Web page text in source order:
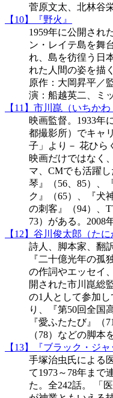
菅原文太、北林谷
【10】『野火』
1959年に公開され
ン・レイテ島を舞
れ、島を彷徨う日
れた人間の姿を描く
原作：大岡昇平／
演：船越英二、ミ
【11】市川崑（いちかわ
映画監督。1933年
都撮影所）でキャ
子」より－ 花ひら
映画だけではなく
マ、CMでも活躍
琴』（56、85）、
ク』（65）、『犬
の刺客』（94）、
73）がある。2008
【12】谷川俊太郎（た
詩人、脚本家、翻
『二十億光年の孤
の作詞やエッセイ
開された市川崑総
の1人として参加
り、『第50回全国
『愛ふたたび』（
（78）などの脚本
【13】『ブラック・ジャ
手塚治虫氏による
て1973～78年まで
た。全242話。 「